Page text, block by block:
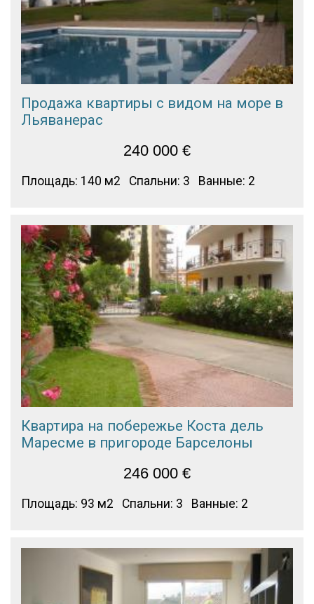
Продажа квартиры с видом на море в
Льяванерас
240 000 €
Площадь: 140 м2 Спальни: 3 Ванные: 2
Квартира на побережье Коста дель
Маресме в пригороде Барселоны
246 000 €
Площадь: 93 м2 Спальни: 3 Ванные: 2